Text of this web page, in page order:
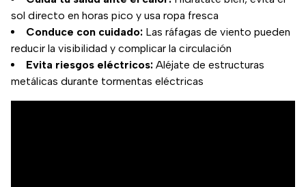
sol directo en horas pico y usa ropa fresca
Conduce con cuidado: Las ráfagas de viento pueden
reducir la visibilidad y complicar la circulación
Evita riesgos eléctricos: Aléjate de estructuras
metálicas durante tormentas eléctricas